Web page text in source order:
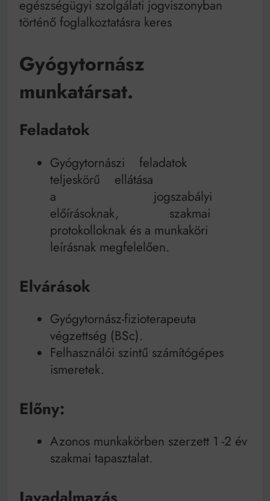
Mindenki a világot akarja uralni – de nem csak a 80-
as években
Bitumenes lapostetők: a bevált technológia akkor
egészségügyi szolgálati jogviszonyban
történő foglalkoztatásra keres
Gyógytornász
munkatársat.
Feladatok
Gyógytornászi feladatok
teljeskörű ellátása
a jogszabályi
előírásoknak, szakmai
protokolloknak és a munkaköri
leírásnak megfelelően.
Elvárások
Gyógytornász-fizioterapeuta
végzettség (BSc).
Felhasználói szintű számítógépes
ismeretek.
Előny:
Azonos munkakörben szerzett 1 -2 év
szakmai tapasztalat.